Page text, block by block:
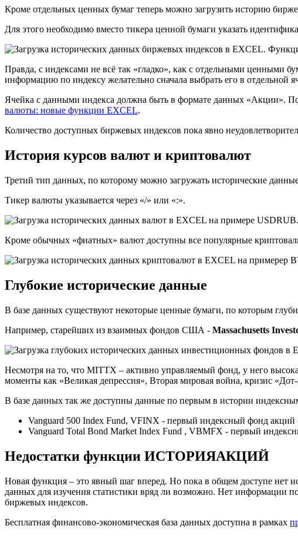
Кроме отдельных ценных бумаг теперь можно загрузить историю
Для этого необходимо вместо тикера ценной бумаги указать
Правда, с индексами не всё так «гладко», как с отдельными ценными
информацию по индексу желательно сначала выбрать его в
Ячейка с данными индекса должна быть в формате данных «Акции».
валюты: новые функции EXCEL.
Количество доступных биржевых индексов пока явно
История курсов валют и криптовалют
Третий тип данных, по которому можно загружать исторические
Тикер валюты указывается через «/» или «:».
Кроме обычных «фиатных» валют доступны все популярные
Глубокие исторические данные
В базе данных существуют некоторые ценные бумаги, по которым
Например, старейших из взаимных фондов США - Massachusetts
Несмотря на то, что MITTX – активно управляемый фонд, у него
моменты как «Великая депрессия», Вторая мировая война, кризис
В базе данных так же доступны данные по первым в истории
Vanguard 500 Index Fund, VFINX - первый индексный фонд акций
Vanguard Total Bond Market Index Fund , VBMFX - первый
Недостатки функции ИСТОРИЯАКЦИЙ
Новая функция – это явный шаг вперед. Но пока в общем доступе нет
данных для изучения статистики вряд ли возможно. Нет информации
биржевых индексов.
Бесплатная финансово-экономическая база данных доступна в рамках